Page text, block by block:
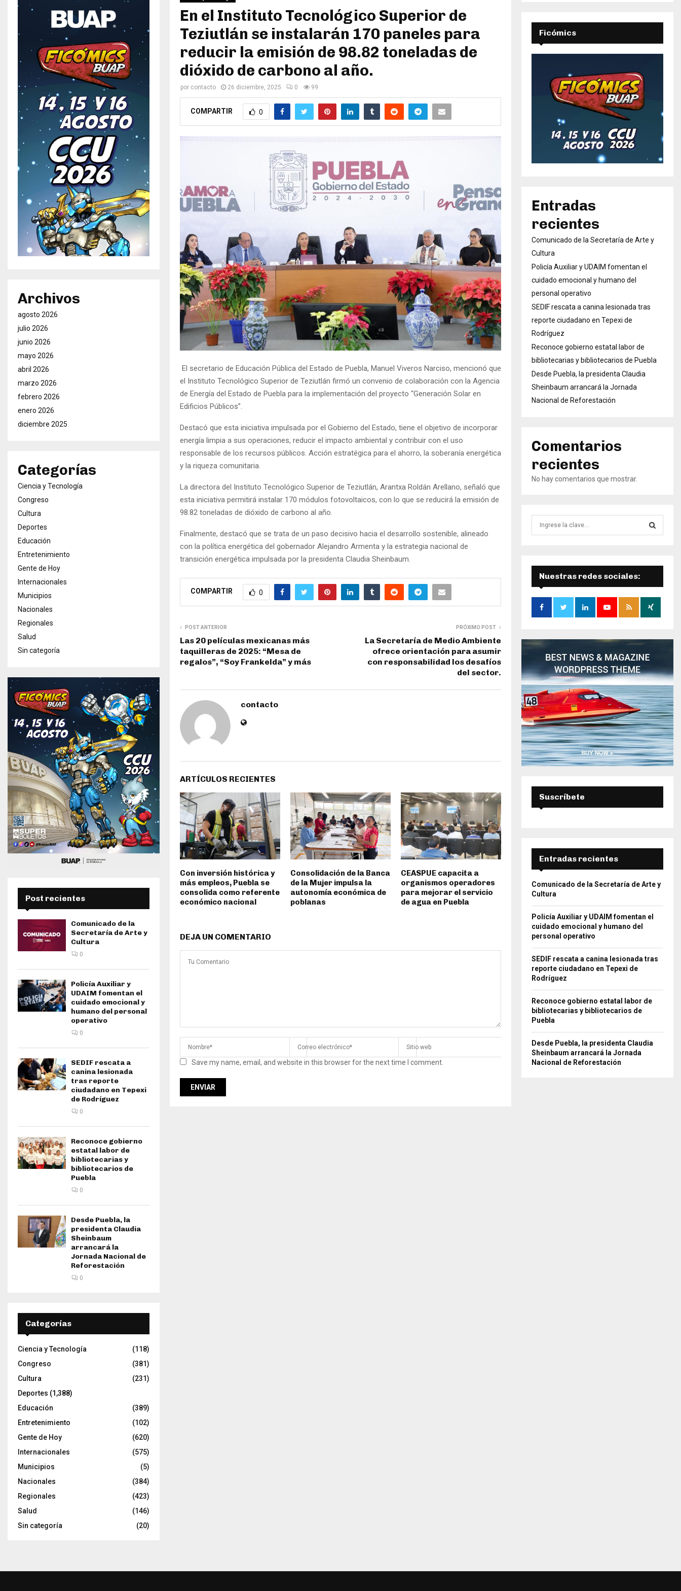
En el Instituto Tecnológico Superior de
Teziutlán se instalarán 170 paneles para
reducir la emisión de 98.82 toneladas de
dióxido de carbono al año.
por contacto 26 diciembre, 2025 0 99
COMPARTIR 0
El secretario de Educación Pública del Estado de Puebla, Manuel Viveros Narciso, mencionó que
el Instituto Tecnológico Superior de Teziutlán firmó un convenio de colaboración con la Agencia
de Energía del Estado de Puebla para la implementación del proyecto “Generación Solar en
Edificios Públicos”.
Destacó que esta iniciativa impulsada por el Gobierno del Estado, tiene el objetivo de incorporar
energía limpia a sus operaciones, reducir el impacto ambiental y contribuir con el uso
responsable de los recursos públicos. Acción estratégica para el ahorro, la soberanía energética
y la riqueza comunitaria.
La directora del Instituto Tecnológico Superior de Teziutlán, Arantxa Roldán Arellano, señaló que
esta iniciativa permitirá instalar 170 módulos fotovoltaicos, con lo que se reducirá la emisión de
98.82 toneladas de dióxido de carbono al año.
Finalmente, destacó que se trata de un paso decisivo hacia el desarrollo sostenible, alineado
con la política energética del gobernador Alejandro Armenta y la estrategia nacional de
transición energética impulsada por la presidenta Claudia Sheinbaum.
COMPARTIR 0
POST ANTERIOR
Las 20 películas mexicanas más
taquilleras de 2025: “Mesa de
regalos”, “Soy Frankelda” y más
PRÓXIMO POST
La Secretaría de Medio Ambiente
ofrece orientación para asumir
con responsabilidad los desafíos
del sector.
contacto
ARTÍCULOS RECIENTES
Con inversión histórica y
más empleos, Puebla se
consolida como referente
económico nacional
Consolidación de la Banca
de la Mujer impulsa la
autonomía económica de
poblanas
CEASPUE capacita a
organismos operadores
para mejorar el servicio
de agua en Puebla
DEJA UN COMENTARIO
Save my name, email, and website in this browser for the next time I comment.
Archivos
agosto 2026
julio 2026
junio 2026
mayo 2026
abril 2026
marzo 2026
febrero 2026
enero 2026
diciembre 2025
Categorías
Ciencia y Tecnología
Congreso
Cultura
Deportes
Educación
Entretenimiento
Gente de Hoy
Internacionales
Municipios
Nacionales
Regionales
Salud
Sin categoría
Post recientes
Comunicado de la
Secretaría de Arte y
Cultura
0
Policía Auxiliar y
UDAIM fomentan el
cuidado emocional y
humano del personal
operativo
0
SEDIF rescata a
canina lesionada
tras reporte
ciudadano en Tepexi
de Rodríguez
0
Reconoce gobierno
estatal labor de
bibliotecarias y
bibliotecarios de
Puebla
0
Desde Puebla, la
presidenta Claudia
Sheinbaum
arrancará la
Jornada Nacional de
Reforestación
0
Categorías
Ciencia y Tecnología
(118)
Congreso
(381)
Cultura
(231)
Deportes (1,388)
Educación
(389)
Entretenimiento
(102)
Gente de Hoy
(620)
Internacionales
(575)
Municipios
(5)
Nacionales
(384)
Regionales
(423)
Salud
(146)
Sin categoría
(20)
Ficómics
Entradas
recientes
Comunicado de la Secretaría de Arte y
Cultura
Policía Auxiliar y UDAIM fomentan el
cuidado emocional y humano del
personal operativo
SEDIF rescata a canina lesionada tras
reporte ciudadano en Tepexi de
Rodríguez
Reconoce gobierno estatal labor de
bibliotecarias y bibliotecarios de Puebla
Desde Puebla, la presidenta Claudia
Sheinbaum arrancará la Jornada
Nacional de Reforestación
Comentarios
recientes
No hay comentarios que mostrar.
e
Ú
S
Q
A
Nuestras redes sociales:
Suscríbete
Entradas recientes
Comunicado de la Secretaría de Arte y
Cultura
Policía Auxiliar y UDAIM fomentan el
cuidado emocional y humano del
personal operativo
SEDIF rescata a canina lesionada tras
reporte ciudadano en Tepexi de
Rodríguez
Reconoce gobierno estatal labor de
bibliotecarias y bibliotecarios de
Puebla
Desde Puebla, la presidenta Claudia
Sheinbaum arrancará la Jornada
Nacional de Reforestación